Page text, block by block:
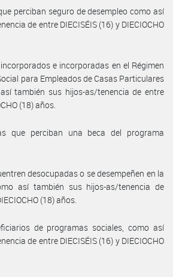
perciban seguro de desempleo como así
de entre DIECISÉIS (16) y DIECIOCHO
e incorporadas en el Régimen
para Empleados de Casas Particulares
también sus hijos-as/tenencia de entre
(18) años.
que perciban una beca del programa
desocupadas o se desempeñen en la
así también sus hijos-as/tenencia de
(18) años.
de programas sociales, como así
de entre DIECISÉIS (16) y DIECIOCHO